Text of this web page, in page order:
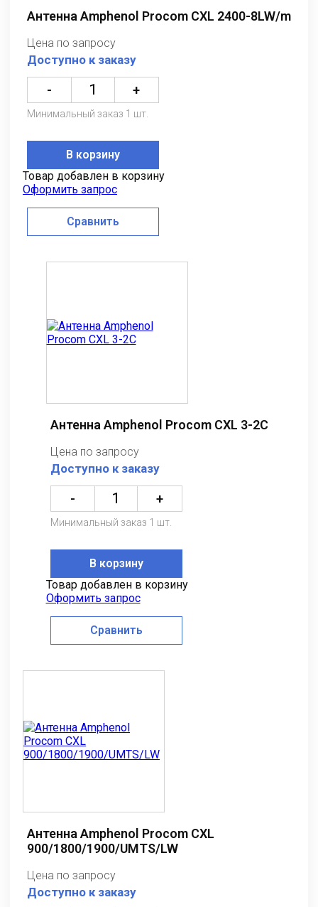
Антенна Amphenol Procom CXL 2400-8LW/m
Цена по запросу
Доступно к заказу
- +
Минимальный заказ 1 шт.
В корзину
Товар добавлен в корзину
Оформить запрос
Сравнить
Антенна Amphenol Procom CXL 3-2C
Цена по запросу
Доступно к заказу
- +
Минимальный заказ 1 шт.
В корзину
Товар добавлен в корзину
Оформить запрос
Сравнить
Антенна Amphenol Procom CXL
900/1800/1900/UMTS/LW
Цена по запросу
Доступно к заказу